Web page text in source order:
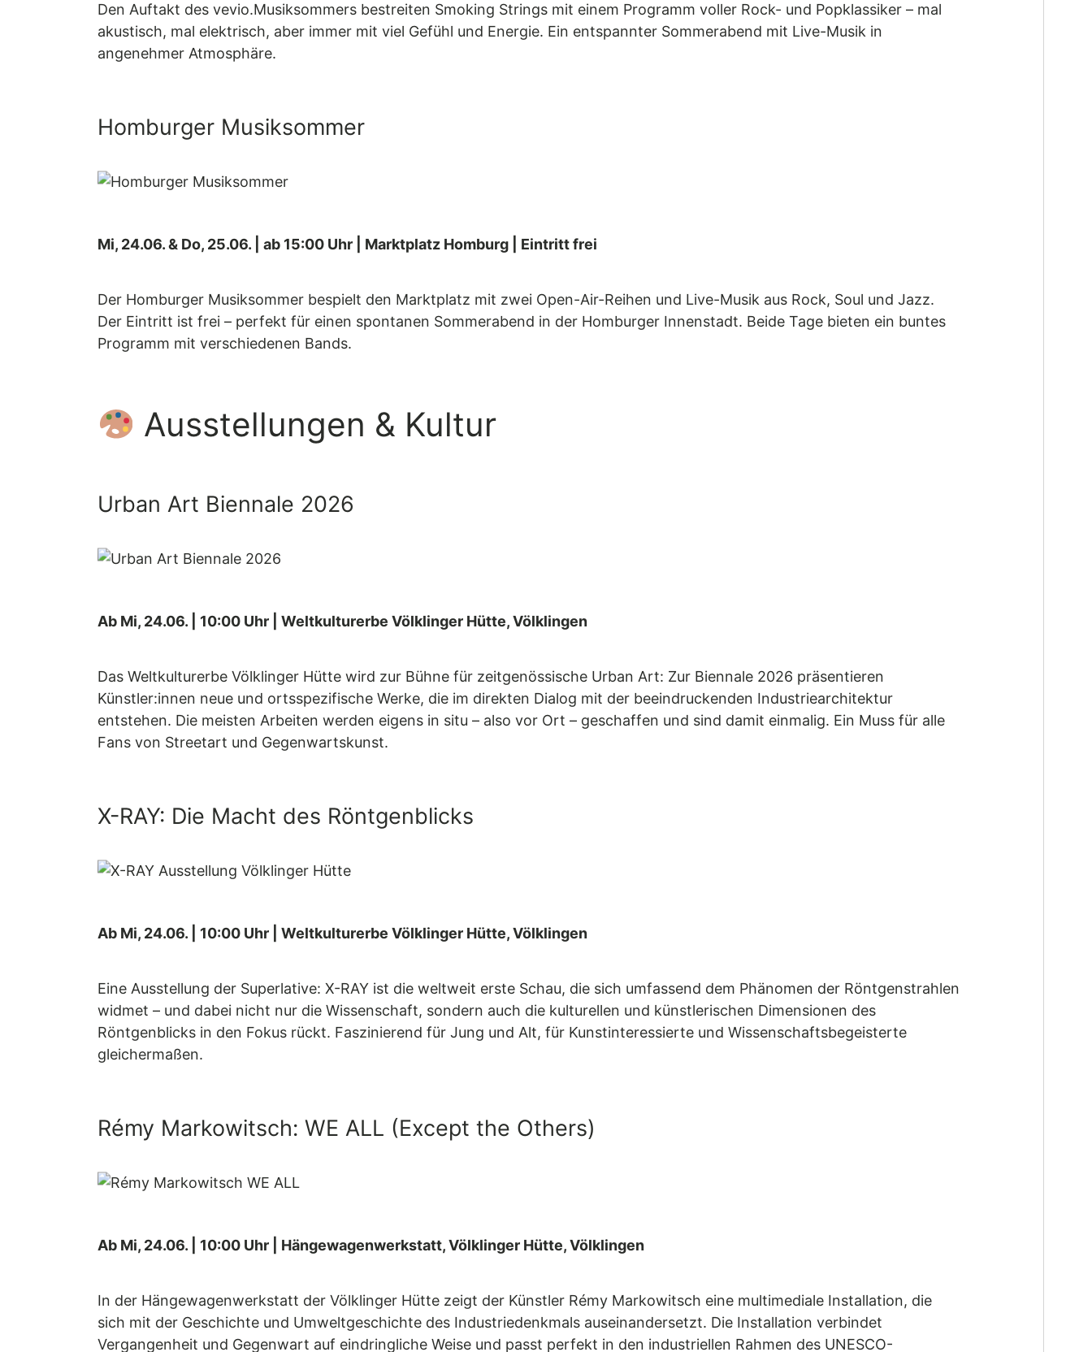
Den Auftakt des vevio.Musiksommers bestreiten Smoking Strings mit einem Programm voller Rock- und Popklassiker – mal
akustisch, mal elektrisch, aber immer mit viel Gefühl und Energie. Ein entspannter Sommerabend mit Live-Musik in
angenehmer Atmosphäre.
Homburger Musiksommer
Mi, 24.06. & Do, 25.06. | ab 15:00 Uhr | Marktplatz Homburg | Eintritt frei
Der Homburger Musiksommer bespielt den Marktplatz mit zwei Open-Air-Reihen und Live-Musik aus Rock, Soul und Jazz.
Der Eintritt ist frei – perfekt für einen spontanen Sommerabend in der Homburger Innenstadt. Beide Tage bieten ein buntes
Programm mit verschiedenen Bands.
Ausstellungen & Kultur
Urban Art Biennale 2026
Ab Mi, 24.06. | 10:00 Uhr | Weltkulturerbe Völklinger Hütte, Völklingen
Das Weltkulturerbe Völklinger Hütte wird zur Bühne für zeitgenössische Urban Art: Zur Biennale 2026 präsentieren
Künstler:innen neue und ortsspezifische Werke, die im direkten Dialog mit der beeindruckenden Industriearchitektur
entstehen. Die meisten Arbeiten werden eigens in situ – also vor Ort – geschaffen und sind damit einmalig. Ein Muss für alle
Fans von Streetart und Gegenwartskunst.
X-RAY: Die Macht des Röntgenblicks
Ab Mi, 24.06. | 10:00 Uhr | Weltkulturerbe Völklinger Hütte, Völklingen
Eine Ausstellung der Superlative: X-RAY ist die weltweit erste Schau, die sich umfassend dem Phänomen der Röntgenstrahlen
widmet – und dabei nicht nur die Wissenschaft, sondern auch die kulturellen und künstlerischen Dimensionen des
Röntgenblicks in den Fokus rückt. Faszinierend für Jung und Alt, für Kunstinteressierte und Wissenschaftsbegeisterte
gleichermaßen.
Rémy Markowitsch: WE ALL (Except the Others)
Ab Mi, 24.06. | 10:00 Uhr | Hängewagenwerkstatt, Völklinger Hütte, Völklingen
In der Hängewagenwerkstatt der Völklinger Hütte zeigt der Künstler Rémy Markowitsch eine multimediale Installation, die
sich mit der Geschichte und Umweltgeschichte des Industriedenkmals auseinandersetzt. Die Installation verbindet
Vergangenheit und Gegenwart auf eindringliche Weise und passt perfekt in den industriellen Rahmen des UNESCO-